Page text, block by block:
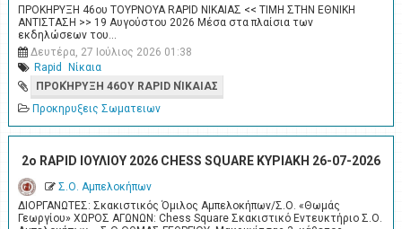
ΠΡΟΚΗΡΥΞΗ 46ου ΤΟΥΡΝΟΥΑ RAPID ΝΙΚΑΙΑΣ << ΤΙΜΗ ΣΤΗΝ ΕΘΝΙΚΗ
ΑΝΤΙΣΤΑΣΗ >> 19 Αυγούστου 2026 Μέσα στα πλαίσια των
εκδηλώσεων του…
Δευτέρα, 27 Ιούλιος 2026 01:38
Rapid
Νίκαια
ΠΡΟΚΉΡΥΞΗ 46ΟΥ RAPID ΝΊΚΑΙΑΣ
Προκηρυξεις Σωματειων
2o RAPID ΙΟΥΛΙΟΥ 2026 CHESS SQUARE ΚΥΡΙΑΚΗ 26-07-2026
Σ.Ο. Αμπελοκήπων
ΔΙΟΡΓΑΝΩΤΕΣ: Σκακιστικός Όμιλος Αμπελοκήπων/Σ.Ο. «Θωμάς
Γεωργίου» ΧΩΡΟΣ ΑΓΩΝΩΝ: Chess Square Σκακιστικό Εντευκτήριο Σ.Ο.